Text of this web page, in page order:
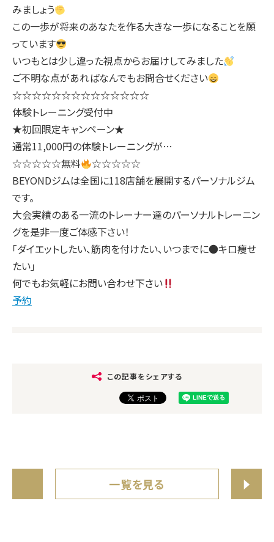
みましょう
この一歩が将来のあなたを作る大きな一歩になることを願
っています
いつもとは少し違った視点からお届けしてみました
ご不明な点があればなんでもお問合せください
☆☆☆☆☆☆☆☆☆☆☆☆☆☆
体験トレーニング受付中
★初回限定キャンペーン★
通常11,000円の体験トレーニングが…
☆☆☆☆☆無料
☆☆☆☆☆
BEYONDジムは全国に118店舗を展開するパーソナルジム
です。
大会実績のある一流のトレーナー達のパーソナルトレーニン
グを是非一度ご体感下さい！
「ダイエットしたい、筋肉を付けたい、いつまでに●キロ痩せ
たい」
何でもお気軽にお問い合わせ下さい
予約
この記事をシェアする
一覧を見る